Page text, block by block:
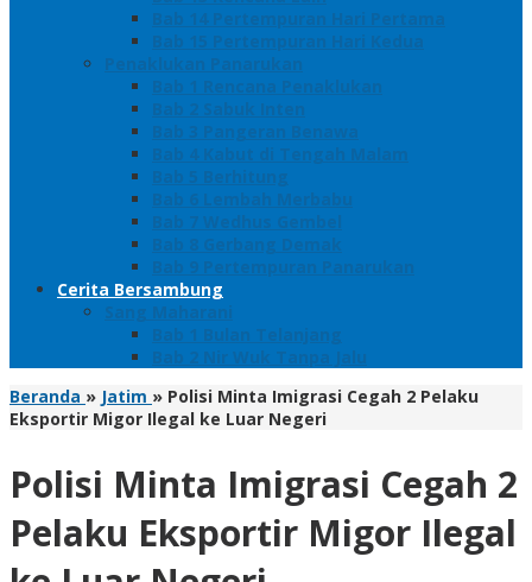
Bab 14 Pertempuran Hari Pertama
Bab 15 Pertempuran Hari Kedua
Penaklukan Panarukan
Bab 1 Rencana Penaklukan
Bab 2 Sabuk Inten
Bab 3 Pangeran Benawa
Bab 4 Kabut di Tengah Malam
Bab 5 Berhitung
Bab 6 Lembah Merbabu
Bab 7 Wedhus Gembel
Bab 8 Gerbang Demak
Bab 9 Pertempuran Panarukan
Cerita Bersambung
Sang Maharani
Bab 1 Bulan Telanjang
Bab 2 Nir Wuk Tanpa Jalu
Beranda » Jatim » Polisi Minta Imigrasi Cegah 2 Pelaku
Eksportir Migor Ilegal ke Luar Negeri
Polisi Minta Imigrasi Cegah 2
Pelaku Eksportir Migor Ilegal